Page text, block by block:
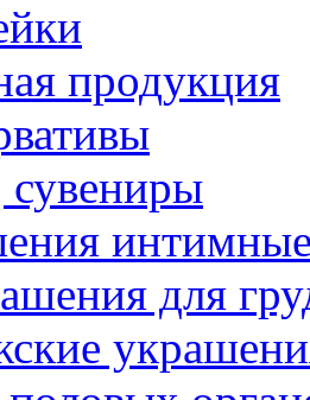
продукция
сувениры
для